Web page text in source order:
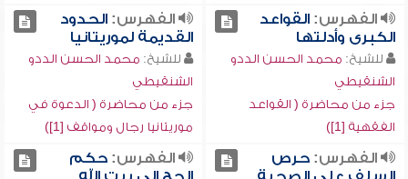
الفهرس:القواعد
الكبرى وأدلتها
للشيخ: محمد الحسن الددو
الشنقيطي
جزء من محاضرة ( القواعد
الفقهية [1])
الفهرس:الحدود
القديمة لموريتانيا
للشيخ: محمد الحسن الددو
الشنقيطي
جزء من محاضرة ( الدعوة في
موريتانيا رجال ومواقف [1])
الفهرس:حرص
الفهرس:حكم